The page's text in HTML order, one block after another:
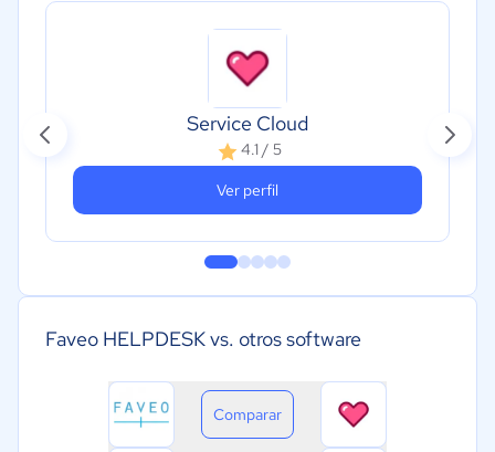
Service Cloud
4.1 / 5
Ver perfil
Faveo HELPDESK vs. otros software
Comparar